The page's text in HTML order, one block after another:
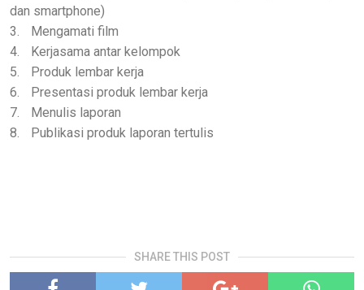
dan smartphone)
3.
Mengamati film
4.
Kerjasama antar kelompok
5.
Produk lembar kerja
6.
Presentasi produk lembar kerja
7.
Menulis laporan
8.
Publikasi produk laporan tertulis
SHARE THIS POST